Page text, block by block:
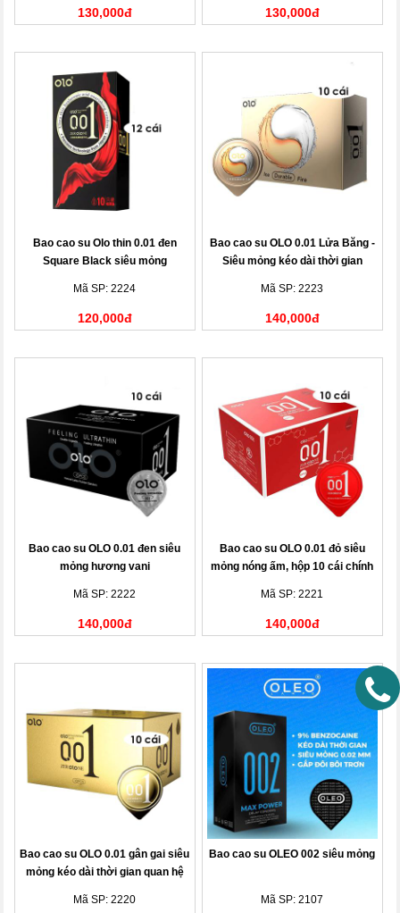
130,000đ 130,000đ
Bao cao su Olo thin 0.01 đen
Square Black siêu mỏng
Mã SP: 2224
120,000đ
Bao cao su OLO 0.01 Lửa Băng -
Siêu mỏng kéo dài thời gian
Mã SP: 2223
140,000đ
Bao cao su OLO 0.01 đen siêu
mỏng hương vani
Mã SP: 2222
140,000đ
Bao cao su OLO 0.01 đỏ siêu
mỏng nóng ấm, hộp 10 cái chính
Mã SP: 2221
140,000đ
Bao cao su OLO 0.01 gân gai siêu
mỏng kéo dài thời gian quan hệ
Mã SP: 2220
Bao cao su OLEO 002 siêu mỏng
Mã SP: 2107